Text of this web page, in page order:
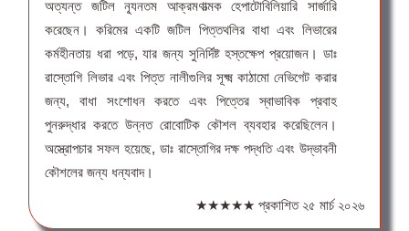
অত্যন্ত জটিল ন্যূনতম আক্রমণাত্মক হেপাটোবিলিয়ারি সার্জারি
করেছেন। করিমের একটি জটিল পিত্তথলির বাধা এবং লিভারের
কর্মহীনতায় ধরা পড়ে, যার জন্য সুনির্দিষ্ট হস্তক্ষেপ প্রয়োজন। ডাঃ
রাস্তোগি লিভার এবং পিত্ত নালীগুলির সূক্ষ্ম কাঠামো নেভিগেট করার
জন্য, বাধা সংশোধন করতে এবং পিত্তের স্বাভাবিক প্রবাহ
পুনরুদ্ধার করতে উন্নত রোবোটিক কৌশল ব্যবহার করেছিলেন।
অস্ত্রোপচার সফল হয়েছে, ডাঃ রাস্তোগির দক্ষ পদ্ধতি এবং উদ্ভাবনী
কৌশলের জন্য ধন্যবাদ।
★★★★★ প্রকাশিত ২৫ মার্চ ২০২৬